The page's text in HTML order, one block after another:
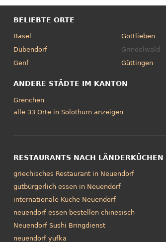
BELIEBTE ORTE
Basel
Dübendorf
Genf
Gottlieben
Grindelwald
Güttingen
ANDERE STÄDTE IM KANTON
Grenchen
alle 33 Orte in Solothurn anzeigen
RESTAURANTS NACH LÄNDERKÜCHEN
griechisches Restaurant in Neuendorf
gutbürgerlich essen in Neuendorf
internationale Küche Neuendorf
neuendorf essen bestellen chinesisch
Neuendorf Sushi Bringdienst
neuendorf yufka